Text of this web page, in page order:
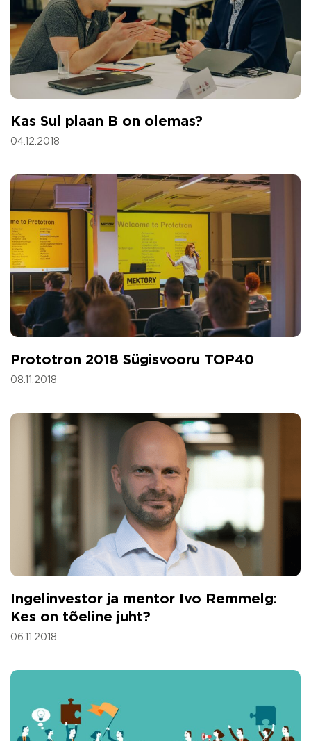
Kas Sul plaan B on olemas?
04.12.2018
Prototron 2018 Sügisvooru TOP40
08.11.2018
Ingelinvestor ja mentor Ivo Remmelg:
Kes on tõeline juht?
06.11.2018